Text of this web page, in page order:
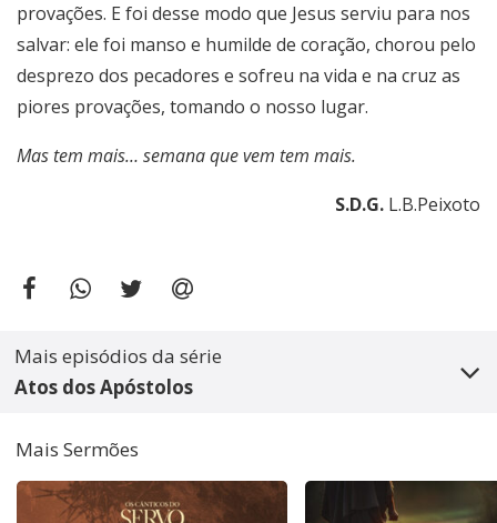
provações. E foi desse modo que Jesus serviu para nos
salvar: ele foi manso e humilde de coração, chorou pelo
desprezo dos pecadores e sofreu na vida e na cruz as
piores provações, tomando o nosso lugar.
Mas tem mais… semana que vem tem mais.
S.D.G. L.B.Peixoto
Mais episódios da série
Atos dos Apóstolos
Mais Sermões